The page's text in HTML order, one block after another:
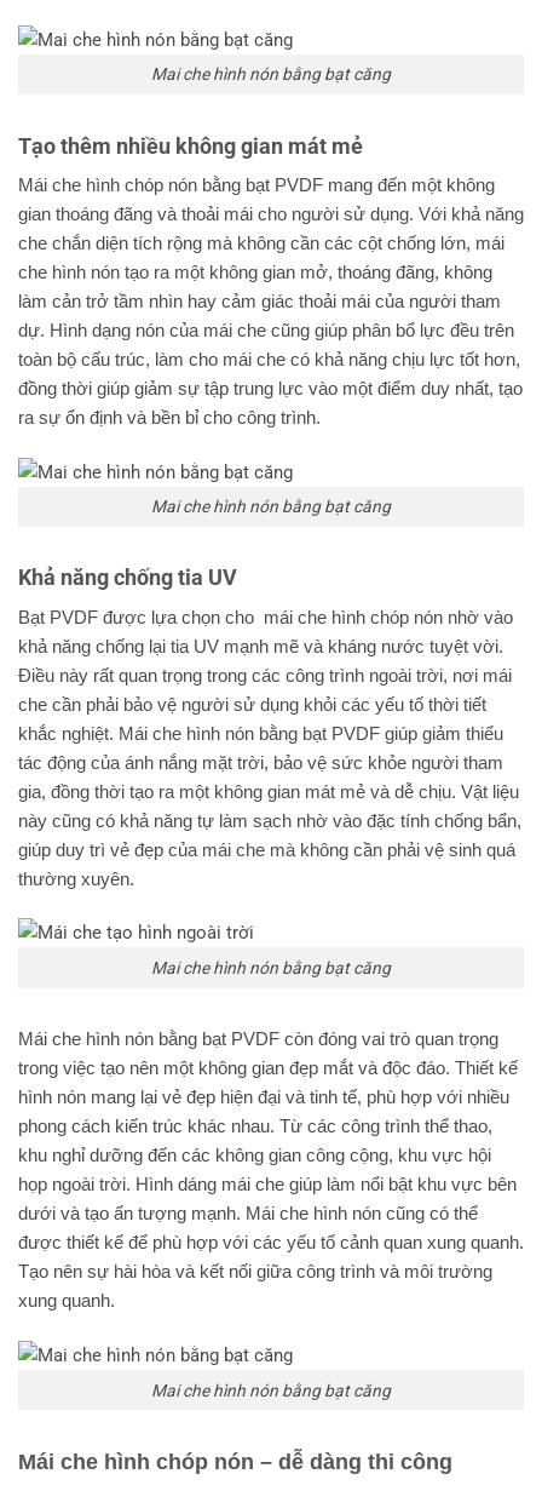
Mai che hình nón bằng bạt căng
Tạo thêm nhiều không gian mát mẻ
Mái che hình chóp nón bằng bạt PVDF mang đến một không
gian thoáng đãng và thoải mái cho người sử dụng. Với khả năng
che chắn diện tích rộng mà không cần các cột chống lớn, mái
che hình nón tạo ra một không gian mở, thoáng đãng, không
làm cản trở tầm nhìn hay cảm giác thoải mái của người tham
dự. Hình dạng nón của mái che cũng giúp phân bổ lực đều trên
toàn bộ cấu trúc, làm cho mái che có khả năng chịu lực tốt hơn,
đồng thời giúp giảm sự tập trung lực vào một điểm duy nhất, tạo
ra sự ổn định và bền bỉ cho công trình.
Mai che hình nón bằng bạt căng
Khả năng chống tia UV
Bạt PVDF được lựa chọn cho mái che hình chóp nón nhờ vào
khả năng chống lại tia UV mạnh mẽ và kháng nước tuyệt vời.
Điều này rất quan trọng trong các công trình ngoài trời, nơi mái
che cần phải bảo vệ người sử dụng khỏi các yếu tố thời tiết
khắc nghiệt. Mái che hình nón bằng bạt PVDF giúp giảm thiểu
tác động của ánh nắng mặt trời, bảo vệ sức khỏe người tham
gia, đồng thời tạo ra một không gian mát mẻ và dễ chịu. Vật liệu
này cũng có khả năng tự làm sạch nhờ vào đặc tính chống bẩn,
giúp duy trì vẻ đẹp của mái che mà không cần phải vệ sinh quá
thường xuyên.
Mai che hình nón bằng bạt căng
Mái che hình nón bằng bạt PVDF còn đóng vai trò quan trọng
trong việc tạo nên một không gian đẹp mắt và độc đáo. Thiết kế
hình nón mang lại vẻ đẹp hiện đại và tinh tế, phù hợp với nhiều
phong cách kiến trúc khác nhau. Từ các công trình thể thao,
khu nghỉ dưỡng đến các không gian công cộng, khu vực hội
họp ngoài trời. Hình dáng mái che giúp làm nổi bật khu vực bên
dưới và tạo ấn tượng mạnh. Mái che hình nón cũng có thể
được thiết kế để phù hợp với các yếu tố cảnh quan xung quanh.
Tạo nên sự hài hòa và kết nối giữa công trình và môi trường
xung quanh.
Mai che hình nón bằng bạt căng
Mái che hình chóp nón – dễ dàng thi công